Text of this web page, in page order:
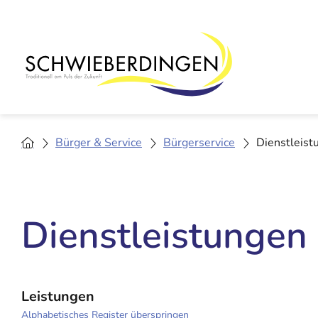
Bürger & Service Bürgerservice
Dienstleistungen
Leistungen
Alphabetisches Register überspringen